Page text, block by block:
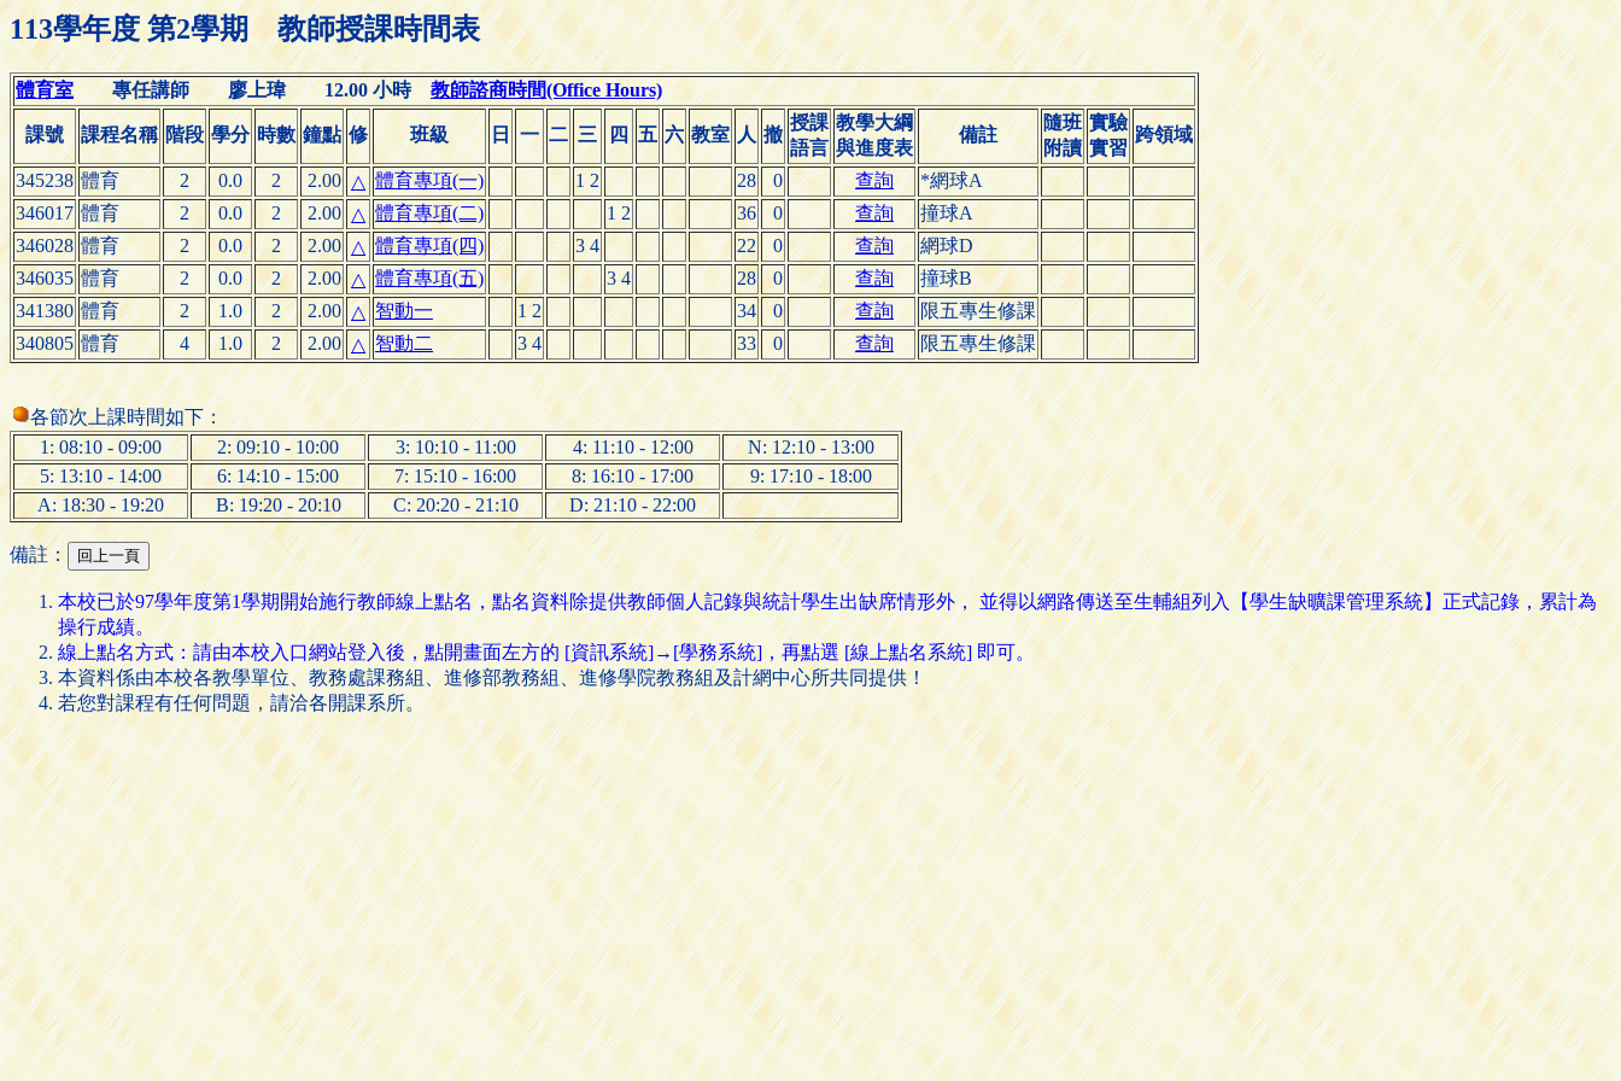
113學年度 第2學期 教師授課時間表
體育室專任講師 廖上瑋 12.00 小時教師諮商時間(Office Hours)
課號 課程名稱 階段 學分 時數 鐘點 修 班級 日 一 二 三 四 五 六 教室 人 撤
授課
語言
教學大綱
與進度表
備註
隨班
附讀
實驗
實習
跨領域
345238 體育 2 0.0 2 2.00 △ 體育專項(一) 1 2 28 0 查詢
*網球A
346017 體育 2 0.0 2 2.00 △ 體育專項(二) 1 2 36 0 查詢
撞球A
346028 體育 2 0.0 2 2.00 △ 體育專項(四) 3 4 22 0 查詢
網球D
346035 體育 2 0.0 2 2.00 △ 體育專項(五) 3 4 28 0 查詢
撞球B
341380 體育 2 1.0 2 2.00 △ 智動一 1 2 34 0 查詢
限五專生修課
340805 體育 4 1.0 2 2.00 △ 智動二 3 4 33 0 查詢 限五專生修課
各節次上課時間如下：
1: 08:10 - 09:00
2: 09:10 - 10:00 3: 10:10 - 11:00 4: 11:10 - 12:00
N: 12:10 - 13:00
5: 13:10 - 14:00
6: 14:10 - 15:00 7: 15:10 - 16:00 8: 16:10 - 17:00
9: 17:10 - 18:00
A: 18:30 - 19:20
B: 19:20 - 20:10 C: 20:20 - 21:10 D: 21:10 - 22:00
備註：
本校已於97學年度第1學期開始施行教師線上點名，點名資料除提供教師個人記錄與統計學生出缺席情形外， 並得以網路傳送至生輔組列入【學生缺曠課管理系統】正式記錄，累計為
操行成績。
線上點名方式：請由本校入口網站登入後，點開畫面左方的 [資訊系統]→[學務系統]，再點選 [線上點名系統] 即可。
本資料係由本校各教學單位、教務處課務組、進修部教務組、進修學院教務組及計網中心所共同提供！
若您對課程有任何問題，請洽各開課系所。